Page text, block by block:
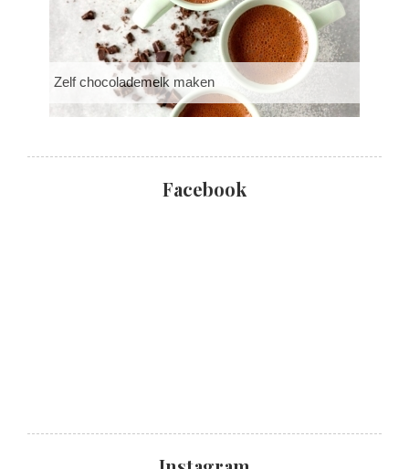
Zelf chocolademelk maken
Facebook